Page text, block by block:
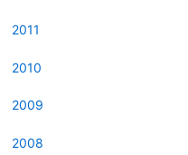
2011
2010
2009
2008